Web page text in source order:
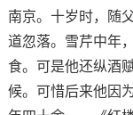
南京。十岁时，随
道忽落。雪芹中年
食。可是他还纵酒
候。可惜后来他因